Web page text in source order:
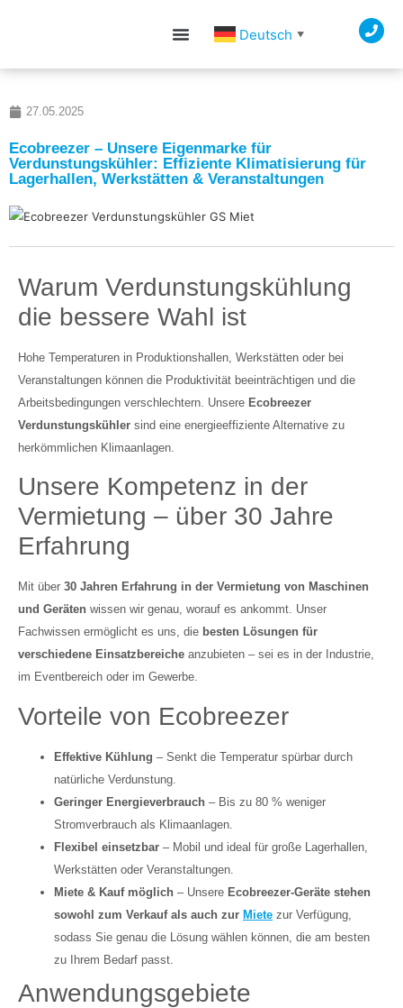
Deutsch ▼
27.05.2025
Ecobreezer – Unsere Eigenmarke für
Verdunstungskühler: Effiziente Klimatisierung für
Lagerhallen, Werkstätten & Veranstaltungen
Warum Verdunstungskühlung
die bessere Wahl ist
Hohe Temperaturen in Produktionshallen, Werkstätten oder bei
Veranstaltungen können die Produktivität beeinträchtigen und die
Arbeitsbedingungen verschlechtern. Unsere Ecobreezer
Verdunstungskühler sind eine energieeffiziente Alternative zu
herkömmlichen Klimaanlagen.
Unsere Kompetenz in der
Vermietung – über 30 Jahre
Erfahrung
Mit über 30 Jahren Erfahrung in der Vermietung von Maschinen
und Geräten wissen wir genau, worauf es ankommt. Unser
Fachwissen ermöglicht es uns, die besten Lösungen für
verschiedene Einsatzbereiche anzubieten – sei es in der Industrie,
im Eventbereich oder im Gewerbe.
Vorteile von Ecobreezer
Effektive Kühlung – Senkt die Temperatur spürbar durch
natürliche Verdunstung.
Geringer Energieverbrauch – Bis zu 80 % weniger
Stromverbrauch als Klimaanlagen.
Flexibel einsetzbar – Mobil und ideal für große Lagerhallen,
Werkstätten oder Veranstaltungen.
Miete & Kauf möglich – Unsere Ecobreezer-Geräte stehen
sowohl zum Verkauf als auch zur Miete zur Verfügung,
sodass Sie genau die Lösung wählen können, die am besten
zu Ihrem Bedarf passt.
Anwendungsgebiete